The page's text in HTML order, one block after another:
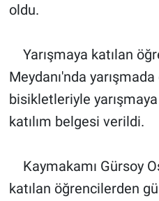
oldu.
Yarışmaya katılan
Meydanı'nda
bisikletleriyle
katılım belgesi verildi.
Kaymakamı Gürsoy
katılan öğrencilerden